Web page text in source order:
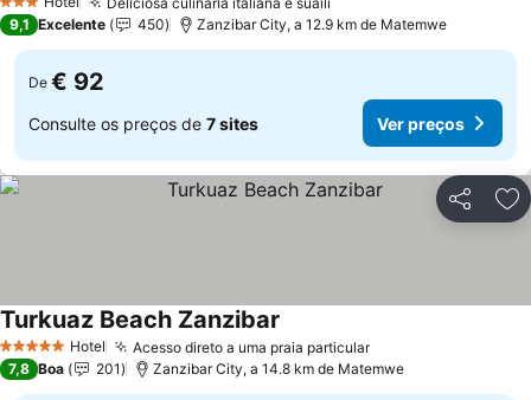
3 Estrelas
9,1 Excelente 450 Zanzibar City, a 12.9 km de Matemwe
De € 92
Consulte os preços de 7 sites Ver preços
Partilhar
5 Estrelas Hotel Acesso direto a uma praia particularVer preços
Turkuaz Beach Zanzibar
7,8 Boa 201 Zanzibar City, a 14.8 km de Matemwe